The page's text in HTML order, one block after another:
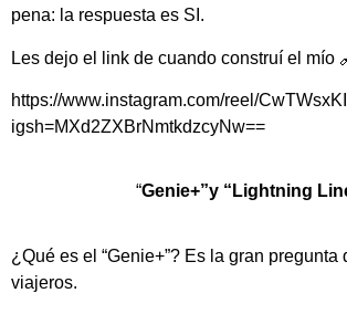
pena: la respuesta es SI.
Les dejo el link de cuando construí el mío
https://www.instagram.com/reel/
igsh=MXd2ZXBrNmtkdzcyNw==
“Genie+”y “Lightning
¿Qué es el “Genie+”? Es la gran pregunta
viajeros.